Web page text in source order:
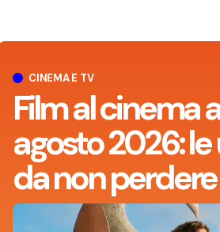
CINEMA E TV
Film al cinema
agosto 2026:
da non perdere